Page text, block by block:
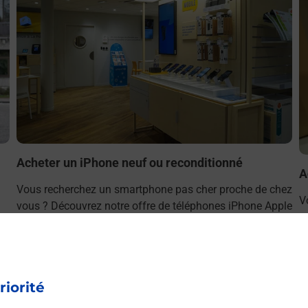
Acheter un iPhone neuf ou reconditionné
Vous recherchez un smartphone pas cher proche de chez
vous ? Découvrez notre offre de téléphones iPhone Apple